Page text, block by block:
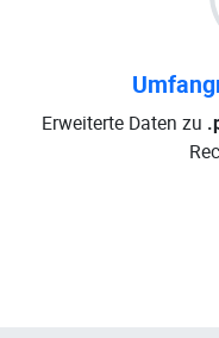
Erweiterte Daten zu